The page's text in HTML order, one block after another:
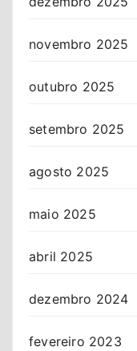
novembro 2025
outubro 2025
setembro 2025
agosto 2025
maio 2025
abril 2025
dezembro 2024
fevereiro 2023